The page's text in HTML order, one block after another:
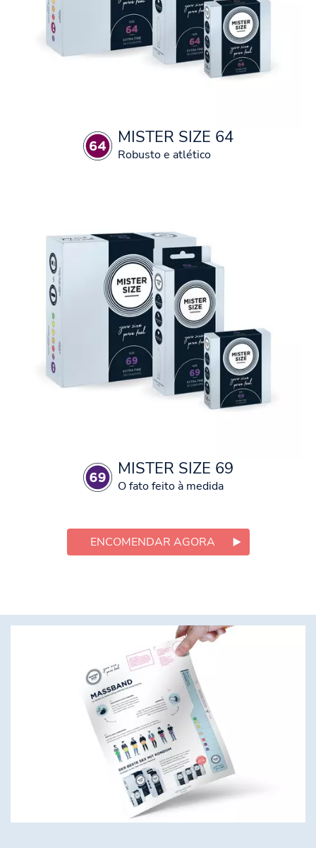
MISTER SIZE 64
Robusto e atlético
MISTER SIZE 69
O fato feito à medida
ENCOMENDAR AGORA